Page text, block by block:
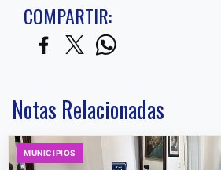
COMPARTIR:
Notas Relacionadas
MUNICIPIOS